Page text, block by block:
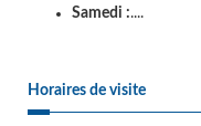
Samedi :....
Horaires de visite